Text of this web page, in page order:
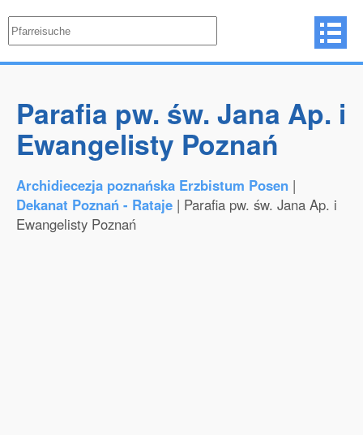
Parafia pw. św. Jana Ap. i
Ewangelisty Poznań
Archidiecezja poznańska Erzbistum Posen |
Dekanat Poznań - Rataje | Parafia pw. św. Jana Ap. i
Ewangelisty Poznań